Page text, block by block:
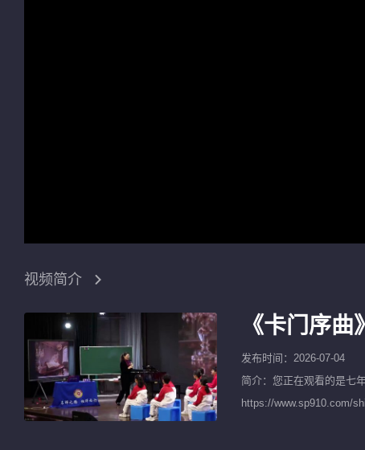
视频简介
《卡门序
发布时间：2026-07-04
简介：您正在观看的是七
https://www.sp910.com/